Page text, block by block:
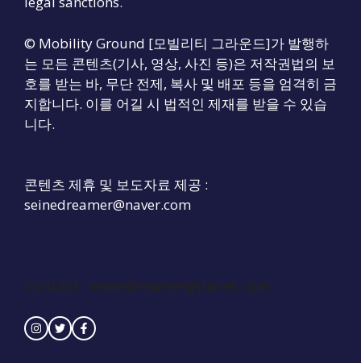
© Mobility Ground [모빌리티 그라운드]가 발행하
는 모든 콘텐츠(기사, 영상, 사진 등)은 저작권법의 보
호를 받는 바, 무단 전제, 복사 및 배포 등을 엄격히 금
지합니다. 이를 어길 시 법적인 제재를 받을 수 있습
니다.
콘텐츠 제휴 및 보도자료 제공 :
seinedreamer@naver.com
Contact : seinedreamer@naver.com